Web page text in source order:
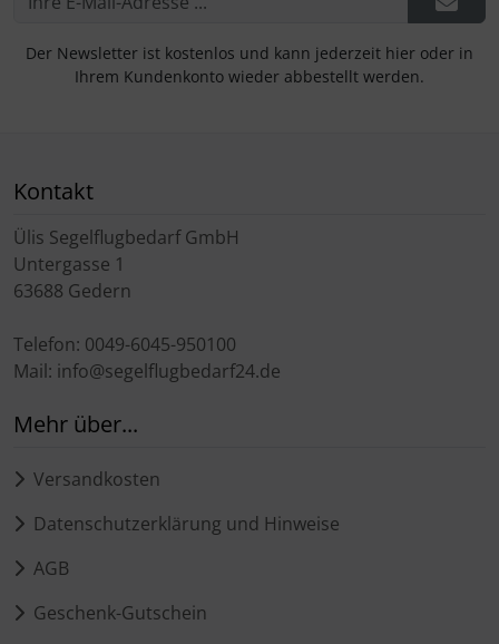
Der Newsletter ist kostenlos und kann jederzeit hier oder in
Ihrem Kundenkonto wieder abbestellt werden.
Kontakt
Ülis Segelflugbedarf GmbH
Untergasse 1
63688 Gedern
Telefon: 0049-6045-950100
Mail: info@segelflugbedarf24.de
Mehr über...
Versandkosten
Datenschutzerklärung und Hinweise
AGB
Geschenk-Gutschein